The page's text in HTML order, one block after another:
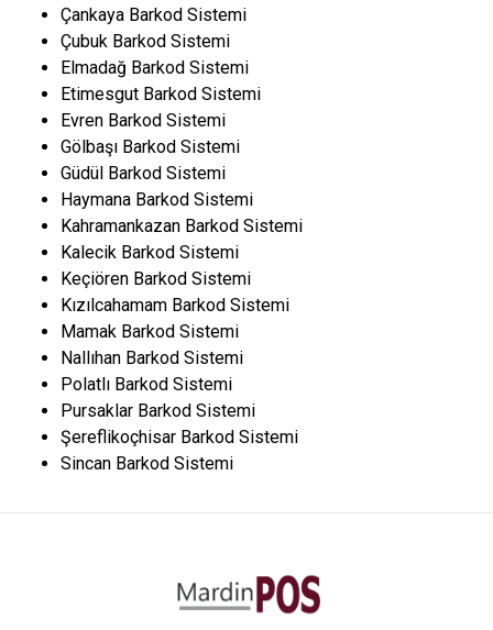
Çankaya Barkod Sistemi
Çubuk Barkod Sistemi
Elmadağ Barkod Sistemi
Etimesgut Barkod Sistemi
Evren Barkod Sistemi
Gölbaşı Barkod Sistemi
Güdül Barkod Sistemi
Haymana Barkod Sistemi
Kahramankazan Barkod Sistemi
Kalecik Barkod Sistemi
Keçiören Barkod Sistemi
Kızılcahamam Barkod Sistemi
Mamak Barkod Sistemi
Nallıhan Barkod Sistemi
Polatlı Barkod Sistemi
Pursaklar Barkod Sistemi
Şereflikoçhisar Barkod Sistemi
Sincan Barkod Sistemi